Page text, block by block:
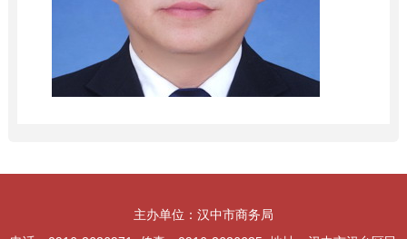
管局办公室、对外贸易科、服务业管理科；负责服务业倍增行
主办单位：汉中市商务局